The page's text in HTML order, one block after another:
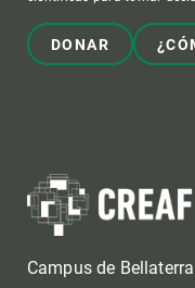
DONAR
Campus de